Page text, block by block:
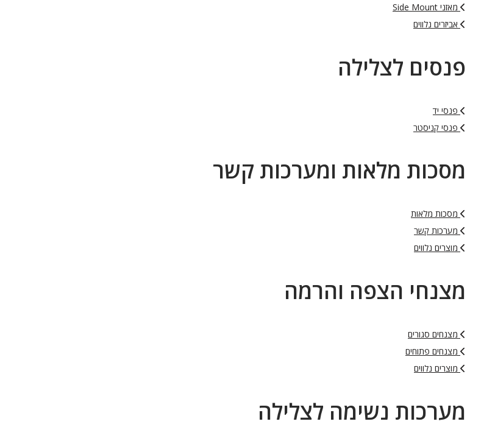
מאזני Side Mount
אביזרים נלווים
פנסים לצלילה
פנסי יד
פנסי קניסטר
מסכות מלאות ומערכות קשר
מסכות מלאות
מערכות קשר
מוצרים נלווים
מצנחי הצפה והרמה
מצנחים סגורים
מצנחים פתוחים
מוצרים נלווים
מערכות נשימה לצלילה